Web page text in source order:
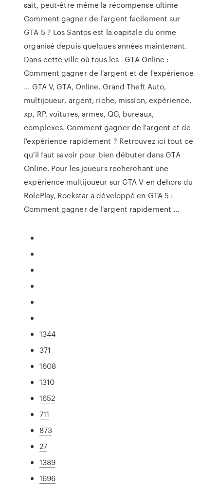
sait, peut-être même la récompense ultime
Comment gagner de l'argent facilement sur
GTA 5 ? Los Santos est la capitale du crime
organisé depuis quelques années maintenant.
Dans cette ville où tous les GTA Online :
Comment gagner de l'argent et de l'expérience
... GTA V, GTA, Online, Grand Theft Auto,
multijoueur, argent, riche, mission, expérience,
xp, RP, voitures, armes, QG, bureaux,
complexes. Comment gagner de l'argent et de
l'expérience rapidement ? Retrouvez ici tout ce
qu'il faut savoir pour bien débuter dans GTA
Online. Pour les joueurs recherchant une
expérience multijoueur sur GTA V en dehors du
RolePlay, Rockstar a développé en GTA 5 :
Comment gagner de l'argent rapidement ...
1344
371
1608
1310
1652
711
873
27
1389
1696